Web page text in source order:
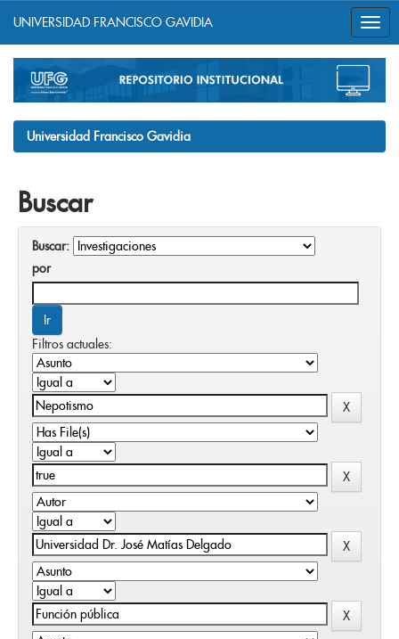
navigation
UNIVERSIDAD FRANCISCO GAVIDIA
Universidad Francisco Gavidia
Buscar
Buscar:
por
Filtros actuales: